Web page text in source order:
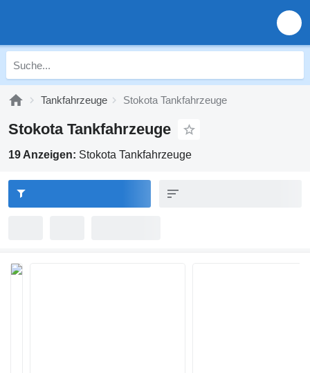
Tankfahrzeuge Stokota Tankfahrzeuge
Stokota Tankfahrzeuge
19 Anzeigen: Stokota Tankfahrzeuge